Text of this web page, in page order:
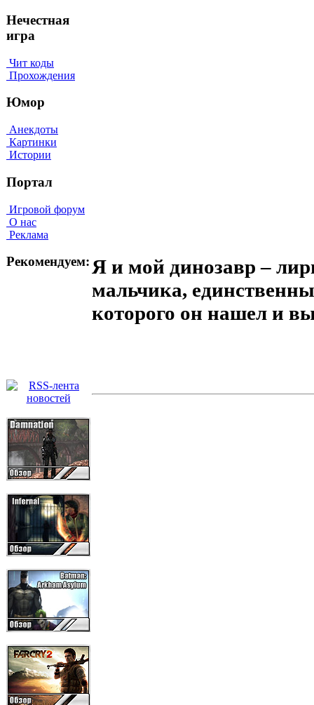
Нечестная
игра
Чит коды
Прохождения
Юмор
Анекдоты
Картинки
Истории
Портал
Игровой форум
О нас
Реклама
Рекомендуем:Я и мой динозавр –
мальчика,
которого он нашел и